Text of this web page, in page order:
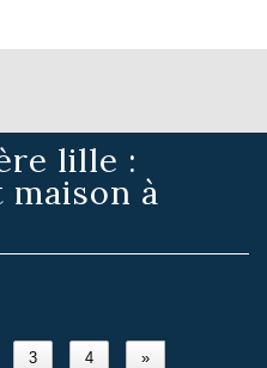
lille :
à
3 4 »